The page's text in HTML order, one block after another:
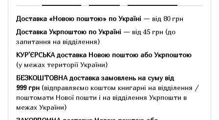
Доставка «Новою поштою» по Україні — від 80 грн
Доставка Укрпоштою по Україні — від 45 грн (до
запитання на відділення)
КУР'ЄРСЬКА доставка Новою поштою або Укрпоштою
(у межах території України)
БЕЗКОШТОВНА доставка замовлень на суму від
999 грн (відправляємо коштом книгарні на відділення /
поштомати Нової пошти і на відділення Укрпошти в
межах України)